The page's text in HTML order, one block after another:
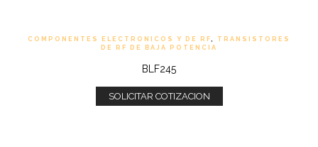
COMPONENTES ELECTRONICOS Y DE RF, TRANSISTORES
DE RF DE BAJA POTENCIA
BLF245
SOLICITAR COTIZACION